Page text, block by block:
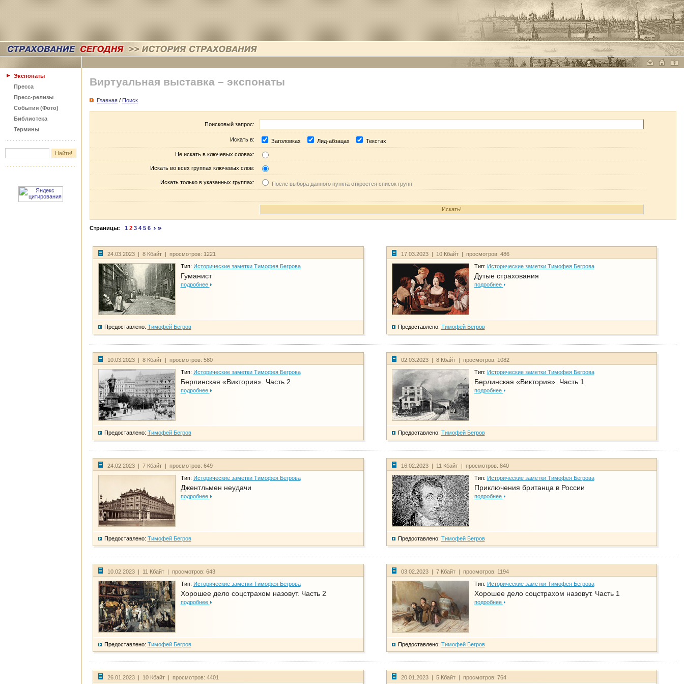
Экспонаты
Пресса
Пресс-релизы
События (Фото)
Библиотека
Термины
Виртуальная выставка – экспонаты
Главная / Поиск
Поисковый запрос:
Искать в: Заголовках Лид-абзацах Текстах
Не искать в ключевых словах:
Искать во всех группах ключевых слов:
Искать только в указанных группах: После выбора данного пункта откроется список групп
Страницы: 1 2 3 4 5 6
24.03.2023 | 8 Кбайт | просмотров: 1221
Тип: Исторические заметки Тимофея Бегрова
Гуманист
подробнее
Предоставлено: Тимофей Бегров
17.03.2023 | 10 Кбайт | просмотров: 486
Тип: Исторические заметки Тимофея Бегрова
Дутые страхования
подробнее
Предоставлено: Тимофей Бегров
10.03.2023 | 8 Кбайт | просмотров: 580
Тип: Исторические заметки Тимофея Бегрова
Берлинская «Виктория». Часть 2
подробнее
Предоставлено: Тимофей Бегров
02.03.2023 | 8 Кбайт | просмотров: 1082
Тип: Исторические заметки Тимофея Бегрова
Берлинская «Виктория». Часть 1
подробнее
Предоставлено: Тимофей Бегров
24.02.2023 | 7 Кбайт | просмотров: 649
Тип: Исторические заметки Тимофея Бегрова
Джентльмен неудачи
подробнее
Предоставлено: Тимофей Бегров
16.02.2023 | 11 Кбайт | просмотров: 840
Тип: Исторические заметки Тимофея Бегрова
Приключения британца в России
подробнее
Предоставлено: Тимофей Бегров
10.02.2023 | 11 Кбайт | просмотров: 643
Тип: Исторические заметки Тимофея Бегрова
Хорошее дело соцстрахом назовут. Часть 2
подробнее
Предоставлено: Тимофей Бегров
03.02.2023 | 7 Кбайт | просмотров: 1194
Тип: Исторические заметки Тимофея Бегрова
Хорошее дело соцстрахом назовут. Часть 1
подробнее
Предоставлено: Тимофей Бегров
26.01.2023 | 10 Кбайт | просмотров: 4401 20.01.2023 | 5 Кбайт | просмотров: 764